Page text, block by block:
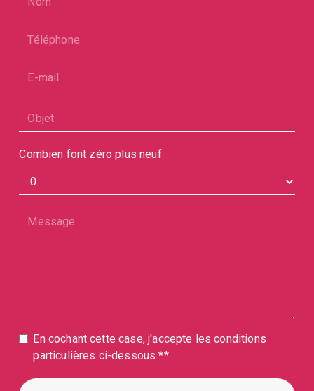
Combien font zéro plus neuf
En cochant cette case, j'accepte les conditions
particulières ci-dessous **